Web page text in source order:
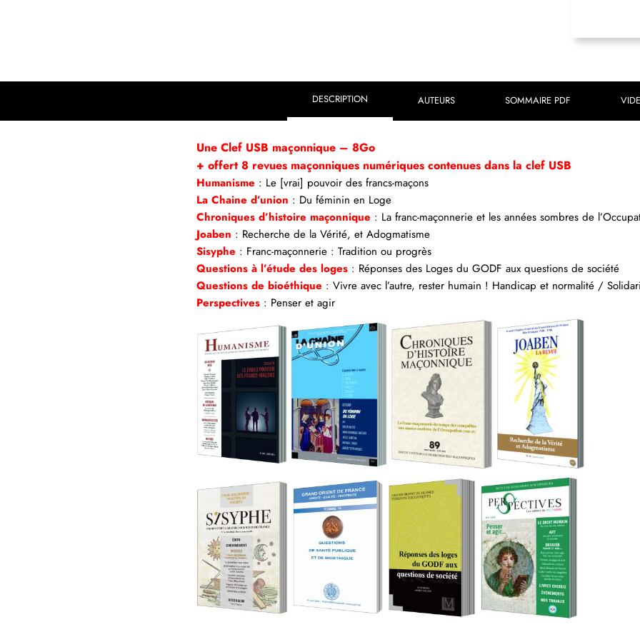
DESCRIPTION AUTEURS SOMMAIRE PDF
Une Clef USB maçonnique – 8Go
+ offert 8 revues maçonniques numériques contenues dans la clef USB
Humanisme : Le [vrai] pouvoir des francs-maçons
La Chaine d’union : Du féminin en Loge
Chroniques d’histoire maçonnique : La franc-maçonnerie et les années sombres de
Joaben : Recherche de la Vérité, et Adogmatisme
Sisyphe : Franc-maçonnerie : Tradition ou progrès
Questions à l’étude des loges : Réponses des Loges du GODF aux questions de société
Questions de bioéthique : Vivre avec l’autre, rester humain ! Handicap et normalité /
Perspectives: Penser et agir